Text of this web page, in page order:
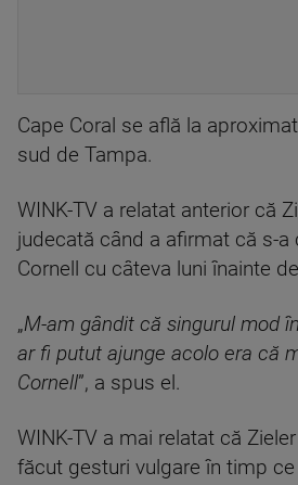
Cape Coral se află la
sud de Tampa.
WINK-TV a relatat anterior că
judecată când a afirmat că s-
Cornell cu câteva luni înainte
„M-am gândit că singurul mod
ar fi putut ajunge acolo era că
Cornell”, a spus el.
WINK-TV a mai relatat că
făcut gesturi vulgare în timp